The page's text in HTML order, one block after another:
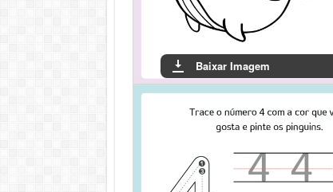
Baixar Imagem